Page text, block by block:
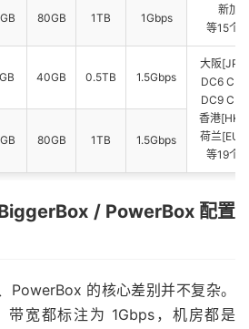
新加
等15个
80GB 1TB 1Gbps
40GB 0.5TB 1.5Gbps
大阪
DC6
DC9
香港
荷兰
等19个
80GB 1TB 1.5Gbps
/ PowerBox 配置
PowerBox 的核心差别并不复杂。
带宽都标注为 1Gbps，机房都是